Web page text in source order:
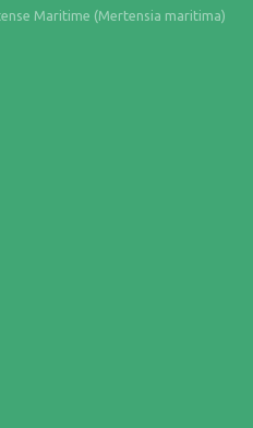
Maritime (Mertensia maritima)